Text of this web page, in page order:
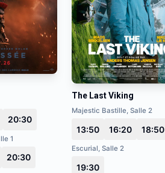
20:30
1
20:30
The Last Viking
Majestic Bastille, Salle 2
13:50 16:20 18:50
Escurial, Salle 2
19:30